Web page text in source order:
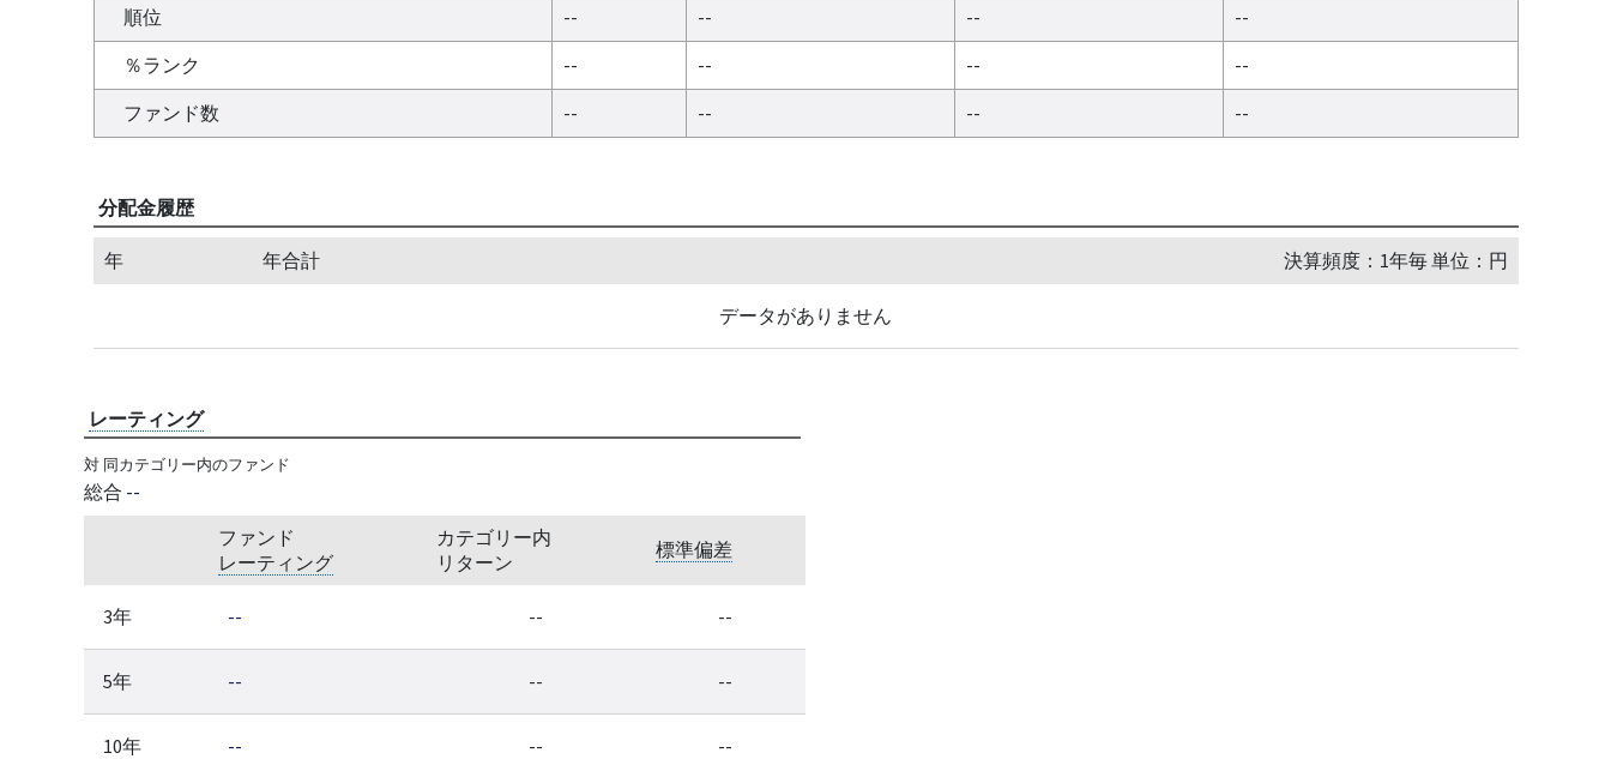
順位
-- -- --
--
％ランク
-- -- --
--
ファンド数
-- -- -- --
分配金履歴
年 年合計 決算頻度：1年毎 単位：円
データがありません
レーティング
対 同カテゴリー内のファンド
総合 --
ファンド
レーティング
カテゴリー内
リターン
標準偏差
3年 -- -- --
5年 -- -- --
10年 -- -- --